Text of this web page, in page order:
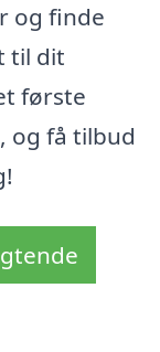
og finde
til dit
første
og få tilbud